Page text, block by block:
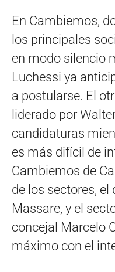
En Cambiemos,
los principales
en modo silencio
Luchessi ya
a postularse. El
liderado por
candidaturas
es más difícil de
Cambiemos de
de los sectores,
Massare, y el
concejal Marcelo
máximo con el